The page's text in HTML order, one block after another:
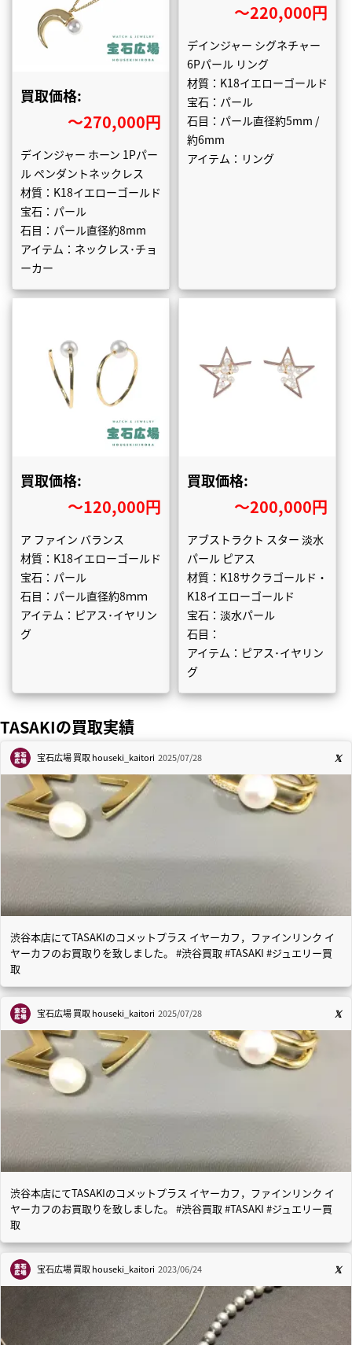
買取価格:
〜270,000円
デインジャー ホーン 1Pパー
ル ペンダントネックレス
材質：K18イエローゴールド
宝石：パール
石目：パール直径約8mm
アイテム：ネックレス･チョ
ーカー
〜220,000円
デインジャー シグネチャー
6Pパール リング
材質：K18イエローゴールド
宝石：パール
石目：パール直径約5mm /
約6mm
アイテム：リング
買取価格:
〜120,000円
ア ファイン バランス
材質：K18イエローゴールド
宝石：パール
石目：パール直径約8ｍｍ
アイテム：ピアス･イヤリン
グ
買取価格:
〜200,000円
アブストラクト スター 淡水
パール ピアス
材質：K18サクラゴールド・
K18イエローゴールド
宝石：淡水パール
石目：
アイテム：ピアス･イヤリン
グ
TASAKIの買取実績
宝石広場 買取houseki_kaitori 2025/07/28
渋谷本店にてTASAKIのコメットプラス イヤーカフ，ファインリンク イ
ヤーカフのお買取りを致しました。 #渋谷買取 #TASAKI #ジュエリー買
取
宝石広場 買取houseki_kaitori 2025/07/28
渋谷本店にてTASAKIのコメットプラス イヤーカフ，ファインリンク イ
ヤーカフのお買取りを致しました。 #渋谷買取 #TASAKI #ジュエリー買
取
宝石広場 買取houseki_kaitori 2023/06/24